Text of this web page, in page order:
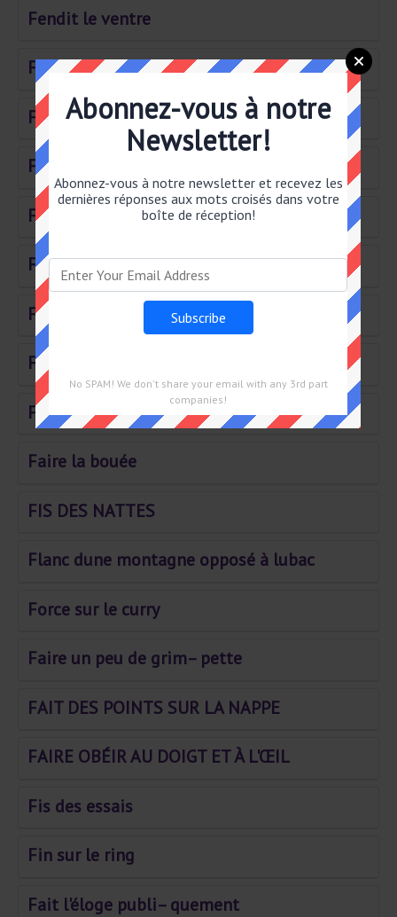
Fendit le ventre
FAIT LE LOIR OU LA MAR– MOTTE
Fripouille ou gouape
Fait du bien avant de repartir
Féru d'opéra
FERA DU TORT
Forment les proues
Finis par tout lâcher
Fait gagner les tricheurs
Faire la bouée
FIS DES NATTES
Flanc dune montagne opposé à lubac
Force sur le curry
Faire un peu de grim– pette
FAIT DES POINTS SUR LA NAPPE
FAIRE OBÉIR AU DOIGT ET À L'ŒIL
Fis des essais
Fin sur le ring
Fait l'éloge publi– quement
Abonnez-vous à notre
Newsletter!
Abonnez-vous à notre newsletter et recevez les
dernières réponses aux mots croisés dans votre
boîte de réception!
No SPAM! We don't share your email with any 3rd part
companies!